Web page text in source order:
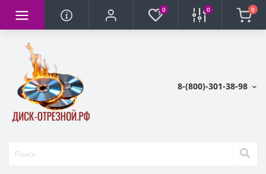
0 0 0
8-(800)-301-38-98